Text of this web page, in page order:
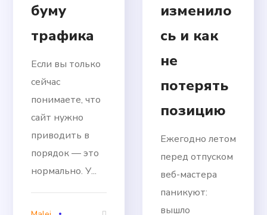
буму
трафика
Если вы только
сейчас
понимаете, что
сайт нужно
приводить в
порядок — это
нормально. У...
изменило
сь и как
не
потерять
позицию
Ежегодно летом
перед отпуском
веб-мастера
паникуют:
вышло